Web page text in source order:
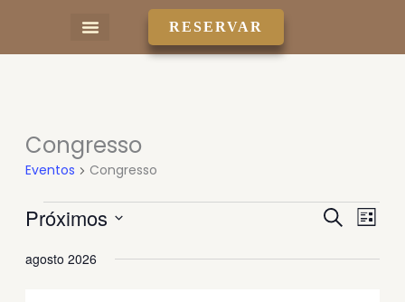
o
RESERVAR
Congresso
Eventos Congresso
Eventos
Pesquisa
navegação
Procurar
Lista
Próximos
a
agosto 2026